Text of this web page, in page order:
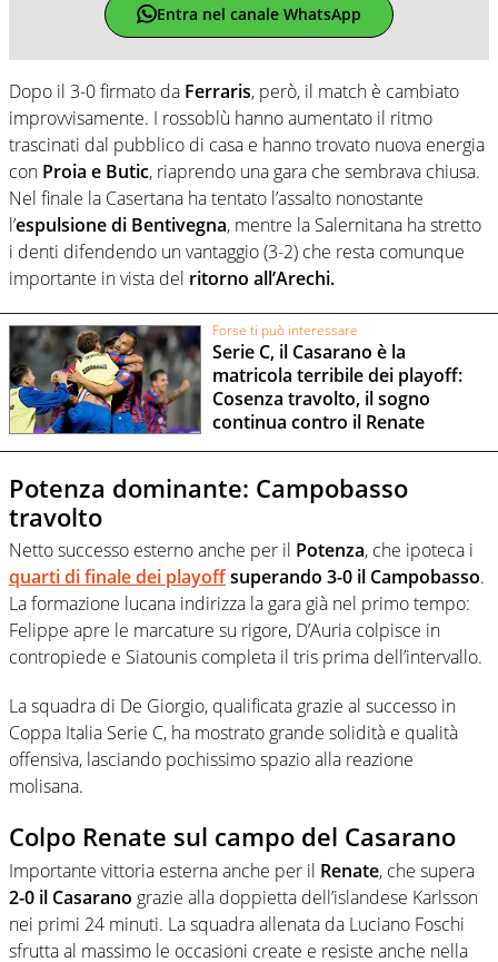
Entra nel canale WhatsApp
Dopo il 3-0 firmato da Ferraris, però, il match è cambiato
improvvisamente. I rossoblù hanno aumentato il ritmo
trascinati dal pubblico di casa e hanno trovato nuova energia
con Proia e Butic, riaprendo una gara che sembrava chiusa.
Nel finale la Casertana ha tentato l’assalto nonostante
l’espulsione di Bentivegna, mentre la Salernitana ha stretto
i denti difendendo un vantaggio (3-2) che resta comunque
importante in vista del ritorno all’Arechi.
Forse ti può interessare
Serie C, il Casarano è la
matricola terribile dei playoff:
Cosenza travolto, il sogno
continua contro il Renate
Potenza dominante: Campobasso
travolto
Netto successo esterno anche per il Potenza, che ipoteca i
quarti di finale dei playoffsuperando 3-0 il Campobasso.
La formazione lucana indirizza la gara già nel primo tempo:
Felippe apre le marcature su rigore, D’Auria colpisce in
contropiede e Siatounis completa il tris prima dell’intervallo.
La squadra di De Giorgio, qualificata grazie al successo in
Coppa Italia Serie C, ha mostrato grande solidità e qualità
offensiva, lasciando pochissimo spazio alla reazione
molisana.
Colpo Renate sul campo del Casarano
Importante vittoria esterna anche per il Renate, che supera
2-0 il Casarano grazie alla doppietta dell’islandese Karlsson
nei primi 24 minuti. La squadra allenata da Luciano Foschi
sfrutta al massimo le occasioni create e resiste anche nella